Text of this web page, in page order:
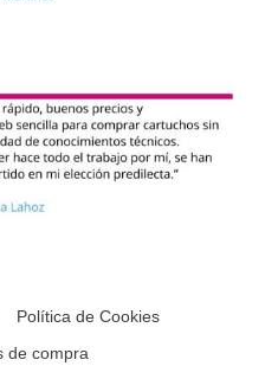
Política de Cookies
de compra